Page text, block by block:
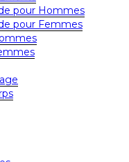
pour Hommes
pour Femmes